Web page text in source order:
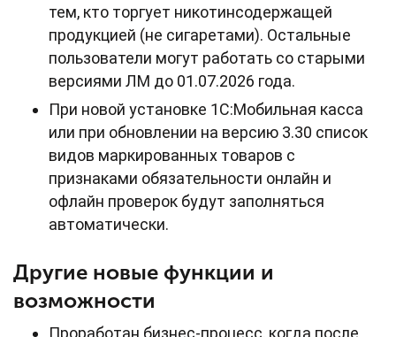
тем, кто торгует никотинсодержащей
продукцией (не сигаретами). Остальные
пользователи могут работать со старыми
версиями ЛМ до 01.07.2026 года.
При новой установке 1С:Мобильная касса
или при обновлении на версию 3.30 список
видов маркированных товаров с
признаками обязательности онлайн и
офлайн проверок будут заполняться
автоматически.
Другие новые функции и
возможности
Проработан бизнес-процесс, когда после